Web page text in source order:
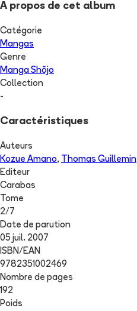
A propos de cet album
Catégorie
Mangas
Genre
Manga Shōjo
Collection
-
Caractéristiques
Auteurs
Kozue Amano, Thomas Guillemin
Editeur
Carabas
Tome
2/ 7
Date de parution
05 juil. 2007
ISBN/EAN
9782351002469
Nombre de pages
192
Poids